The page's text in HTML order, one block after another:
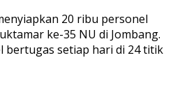
20 ribu personel
ke-35 NU di Jombang.
bertugas setiap hari di 24 titik